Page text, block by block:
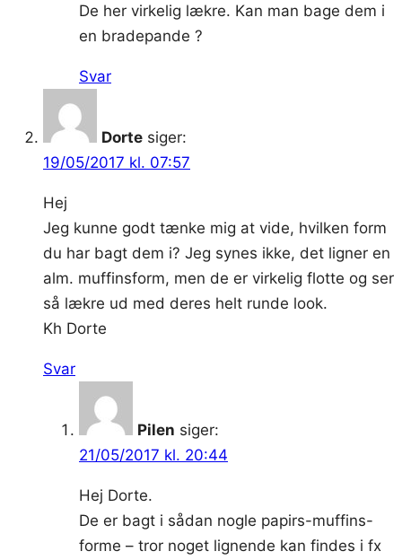
De her virkelig lækre. Kan man bage dem i
en bradepande ?
Svar
Dorte siger:
19/05/2017 kl. 07:57
Hej
Jeg kunne godt tænke mig at vide, hvilken form
du har bagt dem i? Jeg synes ikke, det ligner en
alm. muffinsform, men de er virkelig flotte og ser
så lækre ud med deres helt runde look.
Kh Dorte
Svar
Pilen siger:
21/05/2017 kl. 20:44
Hej Dorte.
De er bagt i sådan nogle papirs-muffins-
forme – tror noget lignende kan findes i fx